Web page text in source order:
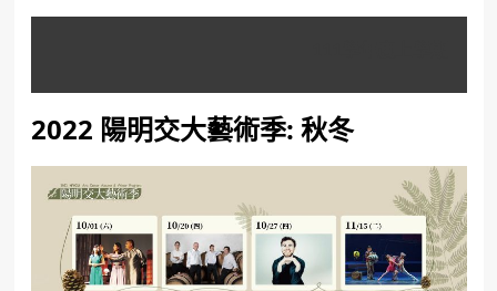
2022 陽明交大藝術季: 秋冬